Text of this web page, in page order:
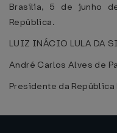
Brasília, 5 de junho
República.
LUIZ INÁCIO LULA DA
André Carlos Alves de
Presidente da